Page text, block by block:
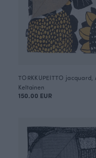
Keltainen
150.00 EUR